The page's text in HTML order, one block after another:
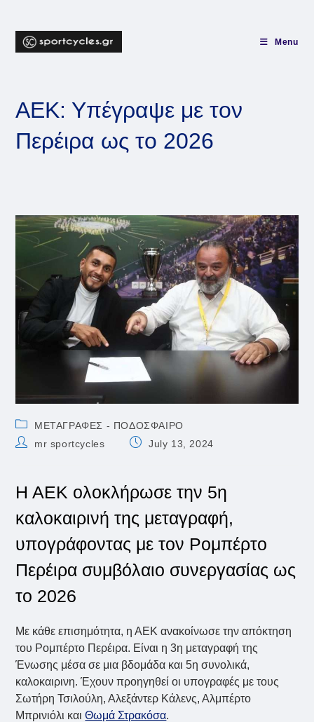
content
Menu
ΑΕΚ: Υπέγραψε με τον
Περέιρα ως το 2026
Post
category:
ΜΕΤΑΓΡΑΦΕΣ - ΠΟΔΟΣΦΑΙΡΟ
Postmr sportcycles
PostJuly 13, 2024
Η ΑΕΚ ολοκλήρωσε την 5η
καλοκαιρινή της μεταγραφή,
υπογράφοντας με τον Ρομπέρτο
Περέιρα συμβόλαιο συνεργασίας ως
το 2026
Με κάθε επισημότητα, η ΑΕΚ ανακοίνωσε την απόκτηση
του Ρομπέρτο Περέιρα. Είναι η 3η μεταγραφή της
Ένωσης μέσα σε μια βδομάδα και 5η συνολικά,
καλοκαιρινη. Έχουν προηγηθεί οι υπογραφές με τους
Σωτήρη Τσιλούλη, Αλεξάντερ Κάλενς, Αλμπέρτο
Μπρινιόλι καιΘωμά Στρακόσα.